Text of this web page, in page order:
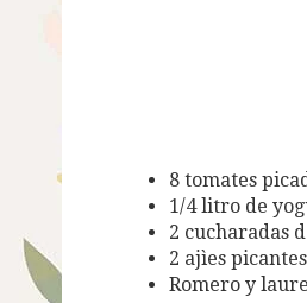
8 tomates
1/4 litro de
2 cucharadas
2 ajìes picantes
Romero y